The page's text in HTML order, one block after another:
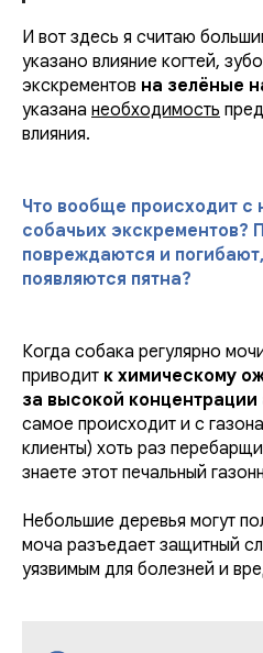
И вот здесь я считаю
указано влияние когтей,
экскрементов на зелёные
указана необходимость
влияния.
Что вообще происходит с
собачьих экскрементов?
повреждаются и
появляются пятна?
Когда собака регулярно
приводит к химическому
за высокой концентрации
самое происходит и с
клиенты) хоть раз
знаете этот печальный
Небольшие деревья могут
моча разъедает защитный
уязвимым для болезней и